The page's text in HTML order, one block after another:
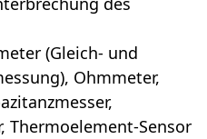
(Gleich- und
Ohmmeter,
Thermoelement-Sensor